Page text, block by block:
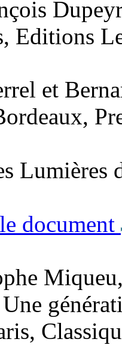
, Editions
et
Lumières
document
Miqueu